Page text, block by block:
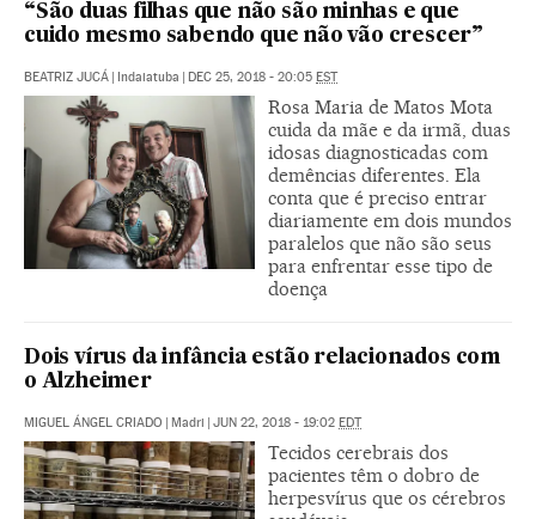
“São duas filhas que não são minhas e que
cuido mesmo sabendo que não vão crescer”
BEATRIZ JUCÁ | Indaiatuba | DEC 25, 2018 - 20:05 EST
Rosa Maria de Matos Mota
cuida da mãe e da irmã, duas
idosas diagnosticadas com
demências diferentes. Ela
conta que é preciso entrar
diariamente em dois mundos
paralelos que não são seus
para enfrentar esse tipo de
doença
Dois vírus da infância estão relacionados com
o Alzheimer
MIGUEL ÁNGEL CRIADO | Madri | JUN 22, 2018 - 19:02 EDT
Tecidos cerebrais dos
pacientes têm o dobro de
herpesvírus que os cérebros